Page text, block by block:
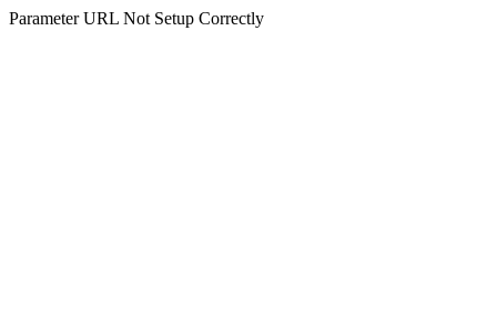
Parameter URL Not Setup Correctly